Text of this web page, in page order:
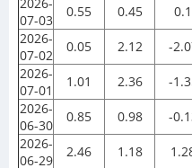
07-03
0.55 0.45 0.1
2026-
07-02
0.05 2.12 -
2026-
07-01
1.01 2.36 -
2026-
06-30
0.85 0.98 -
2026-
06-29
2.46 1.18